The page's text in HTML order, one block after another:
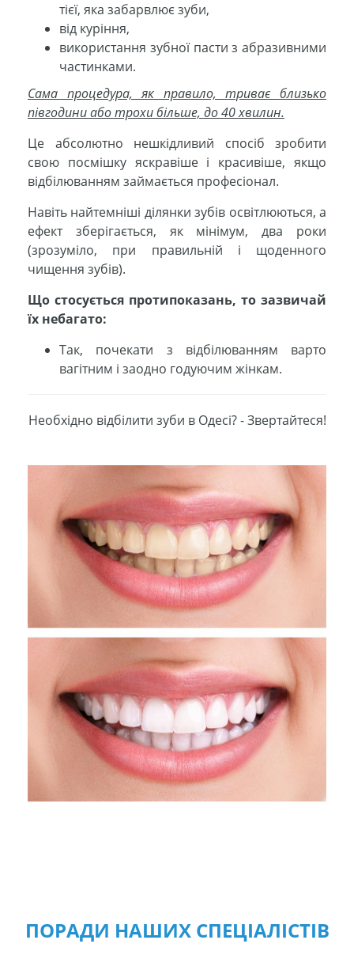
тієї, яка забарвлює зуби,
від куріння,
використання зубної пасти з абразивними
частинками.
Сама процедура, як правило, триває близько
півгодини або трохи більше, до 40 хвилин.
Це абсолютно нешкідливий спосіб зробити
свою посмішку яскравіше і красивіше, якщо
відбілюванням займається професіонал.
Навіть найтемніші ділянки зубів освітлюються, а
ефект зберігається, як мінімум, два роки
(зрозуміло, при правильній і щоденного
чищення зубів).
Що стосується протипоказань, то зазвичай
їх небагато:
Так, почекати з відбілюванням варто
вагітним і заодно годуючим жінкам.
Необхідно відбілити зуби в Одесі? - Звертайтеся!
ПОРАДИ НАШИХ СПЕЦІАЛІСТІВ